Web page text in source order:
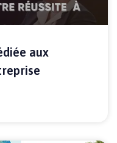
aux